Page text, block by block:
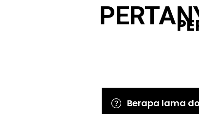
Berapa lama